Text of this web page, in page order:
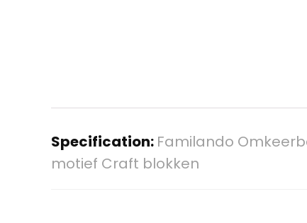
Specification: Familando
motief Craft blokken